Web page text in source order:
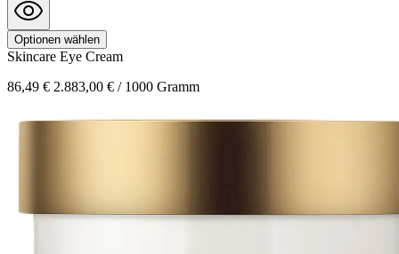
Optionen wählen
Skincare Eye Cream
86,49 € 2.883,00 € / 1000 Gramm